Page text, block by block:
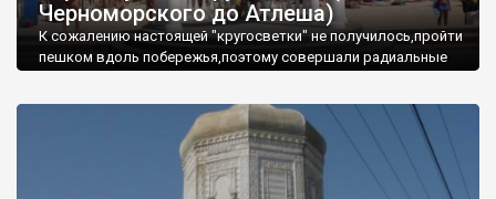
Черноморского до Атлеша)
К сожалению настоящей "кругосветки" не получилось,пройти
пешком вдоль побережья,поэтому совершали радиальные